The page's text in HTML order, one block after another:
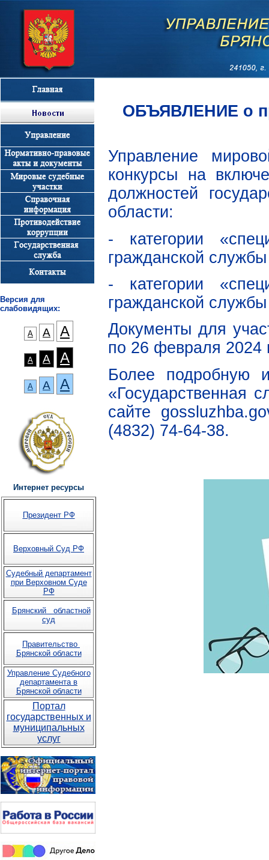
Версия для
слабовидящих:
А А А
А А А
А А А
Интернет ресурсы
Президент РФ
Верховный Суд РФ
Судебный департамент
при Верховном Суде
РФ
Брянский областной
суд
Правительство
Брянской области
Управление Судебного
департамента в
Брянской области
Портал
государственных и
муниципальных
услуг
ОБЪЯВЛЕНИЕ о
Управление
конкурсы на
должностей
области:
- категории
гражданской службы
- категории
гражданской службы
Документы для
по 26 февраля 2024
Более подробную
«Государственная
сайте
(4832) 74-64-38.